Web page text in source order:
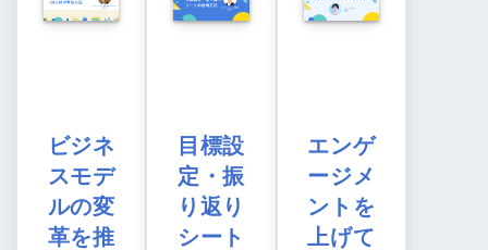
ビジネ
スモデ
ルの変
革を推
目標設
定・振
り返り
シート
エンゲ
ージメ
ントを
上げて